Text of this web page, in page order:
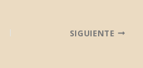
SIGUIENTE